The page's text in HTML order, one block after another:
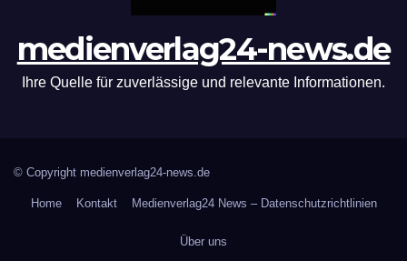
medienverlag24-news.de
Ihre Quelle für zuverlässige und relevante Informationen.
© Copyright medienverlag24-news.de
Home Kontakt Medienverlag24 News – Datenschutzrichtlinien
Über uns